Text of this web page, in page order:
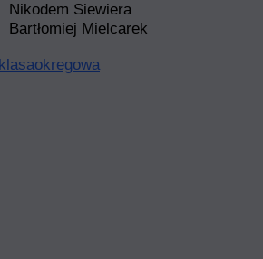
Nikodem Siewiera
Bartłomiej Mielcarek